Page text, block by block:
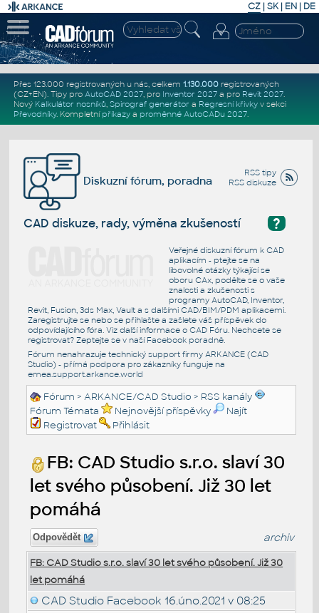
CZ | SK| EN | DE
Přes 123.000 registrovaných u nás, celkem 1.130.000registrovaných
(CZ+EN). Tipy pro AutoCAD 2027, pro Inventor 2027a pro Revit 2027.
Nový Kalkulátor nosníků, Spirograf generátor a Regresní křivkyv sekci
Převodníky. Kompletní příkazya proměnné AutoCADu 2027.
RSS tipy
RSS diskuze
Diskuzní fórum, poradna
?
CAD diskuze, rady, výměna zkušeností
Veřejné diskuzní fórum k CAD
aplikacím - ptejte se na
libovolné otázky týkající se
oboru CAx, podělte se o vaše
znalosti a zkušenosti s
programy AutoCAD, Inventor,
Revit, Fusion, 3ds Max, Vault a s dalšími CAD/BIM/PDM aplikacemi.
Zaregistrujte se nebo se přihlašte a zašlete váš příspěvek do
odpovídajícího fóra. Viz další informace o CAD Fóru. Nechcete se
registrovat? Zeptejte se v naší Facebook poradně.
Fórum nenahrazuje technický support firmy ARKANCE (CAD
Studio) - přímá podpora pro zákazníky funguje na
emea.support.arkance.world
Fórum >ARKANCE/CAD Studio > RSS kanály
Fórum Témata
Nejnovější příspěvky
Najít
Registrovat
Přihlásit
FB: CAD Studio s.r.o. slaví 30
let svého působení. Již 30 let
pomáhá
Odpovědět archiv
FB: CAD Studio s.r.o. slaví 30 let svého působení. Již 30
let pomáhá
CAD Studio Facebook 16.úno.2021 v 08:25